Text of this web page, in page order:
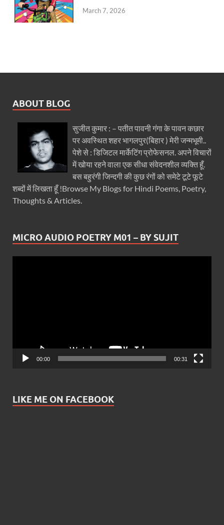
March 7, 2026
ABOUT BLOG
सुजीत कुमार : – पतीत पावनी गंगा के पावन कछार
पर अवस्थित शहर भागलपुर(बिहार ) मेरी जन्मभूमी..
पेशे से : डिजिटल मार्केटिंग प्रोफेसनल. अपने विचारों
में खोया रहने वाला एक सीधा संवेदनशील व्यक्ति हूँ.
बस बहुरंगी जिन्दगी की कुछ रंगों को समेटे टूटे फूटे
शब्दों में लिखता हूँ !Browse My Blogs for Hindi Poems, Poetry,
Thoughts & Articles.
MICRO AUDIO POETRY M01 – BY SUJIT
00:00 00:31
LIKE ME ON FACEBOOK